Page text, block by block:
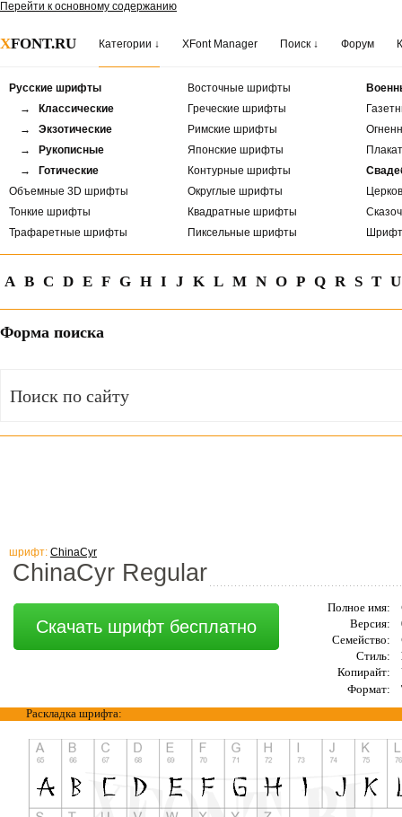
Перейти к основному содержанию
XFONT.RU Категории ↓ XFont Manager Поиск ↓ Форум
Русские шрифты
→ Классические
→ Экзотические
→ Рукописные
→ Готические
Объемные 3D шрифты
Тонкие шрифты
Трафаретные шрифты
Восточные шрифты
Греческие шрифты
Римские шрифты
Японские шрифты
Контурные шрифты
Округлые шрифты
Квадратные шрифты
Пиксельные шрифты
A B C D E F G H I J K L M N O P Q R S T U
Форма поиска
шрифт: ChinaCyr
ChinaCyr Regular
Скачать шрифт бесплатно
Полное имя:
Версия:
Семейство:
Стиль:
Копирайт:
Формат:
Раскладка шрифта: